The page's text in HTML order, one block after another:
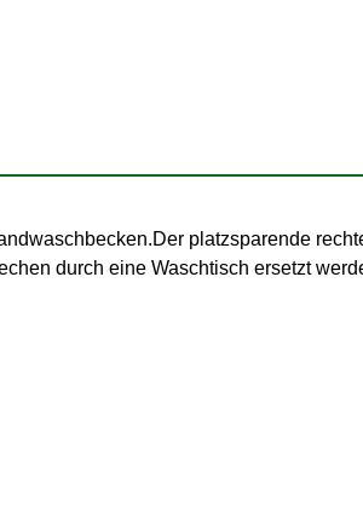
platzsparende
durch eine Waschtisch ersetzt